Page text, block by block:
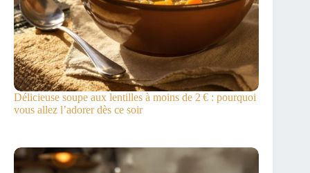
Délicieuse soupe aux lentilles à moins de 2 € : pourquoi
vous allez l’adorer dès ce soir